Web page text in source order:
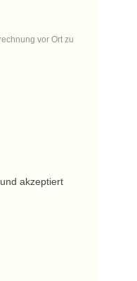
vor Ort zu
akzeptiert